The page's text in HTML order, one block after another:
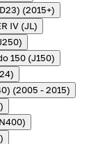
(2015+)
IV (JL)
150 (J150)
(2005 - 2015)